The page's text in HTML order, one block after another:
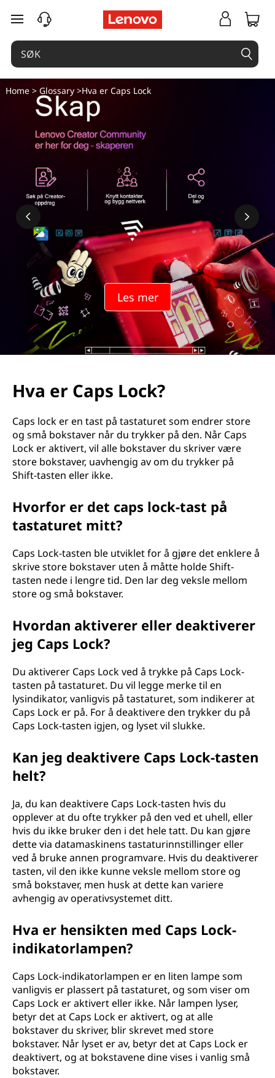
gå til hovedinnhold
Les mer
Home> Glossary>Hva er Caps Lock
Hva er Caps Lock?
Caps lock er en tast på tastaturet som endrer store
og små bokstaver når du trykker på den. Når Caps
Lock er aktivert, vil alle bokstaver du skriver være
store bokstaver, uavhengig av om du trykker på
Shift-tasten eller ikke.
Hvorfor er det caps lock-tast på
tastaturet mitt?
Caps Lock-tasten ble utviklet for å gjøre det enklere å
skrive store bokstaver uten å måtte holde Shift-
tasten nede i lengre tid. Den lar deg veksle mellom
store og små bokstaver.
Hvordan aktiverer eller deaktiverer
jeg Caps Lock?
Du aktiverer Caps Lock ved å trykke på Caps Lock-
tasten på tastaturet. Du vil legge merke til en
lysindikator, vanligvis på tastaturet, som indikerer at
Caps Lock er på. For å deaktivere den trykker du på
Caps Lock-tasten igjen, og lyset vil slukke.
Kan jeg deaktivere Caps Lock-tasten
helt?
Ja, du kan deaktivere Caps Lock-tasten hvis du
opplever at du ofte trykker på den ved et uhell, eller
hvis du ikke bruker den i det hele tatt. Du kan gjøre
dette via datamaskinens tastaturinnstillinger eller
ved å bruke annen programvare. Hvis du deaktiverer
tasten, vil den ikke kunne veksle mellom store og
små bokstaver, men husk at dette kan variere
avhengig av operativsystemet ditt.
Hva er hensikten med Caps Lock-
indikatorlampen?
Caps Lock-indikatorlampen er en liten lampe som
vanligvis er plassert på tastaturet, og som viser om
Caps Lock er aktivert eller ikke. Når lampen lyser,
betyr det at Caps Lock er aktivert, og at alle
bokstaver du skriver, blir skrevet med store
bokstaver. Når lyset er av, betyr det at Caps Lock er
deaktivert, og at bokstavene dine vises i vanlig små
bokstaver.